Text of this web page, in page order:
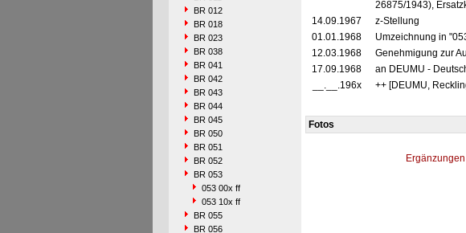
BR 012
BR 018
BR 023
BR 038
BR 041
BR 042
BR 043
BR 044
BR 045
BR 050
BR 051
BR 052
BR 053
053 00x ff
053 10x ff
BR 055
BR 056
26875/1943),
14.09.1967
z-Stellung
01.01.1968
Umzeichnung in
12.03.1968
Genehmigung zur
17.09.1968
an DEUMU -
__.__.196x
++ [DEUMU,
Fotos